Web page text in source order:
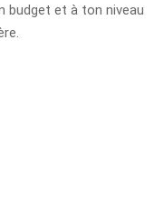
budget et à ton niveau